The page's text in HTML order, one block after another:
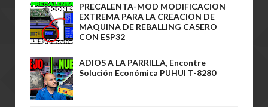
PRECALENTA-MOD MODIFICACION
EXTREMA PARA LA CREACION DE
MAQUINA DE REBALLING CASERO
CON ESP32
ADIOS A LA PARRILLA, Encontre
Solución Económica PUHUI T-8280